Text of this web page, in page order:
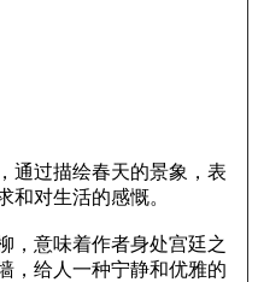
通过描绘春天的景象，表
和对生活的感慨。
，意味着作者身处宫廷之
，给人一种宁静和优雅的